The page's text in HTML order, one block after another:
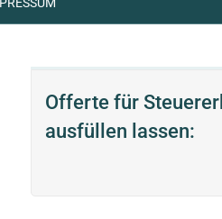
Offerte für
ausfüllen lassen: